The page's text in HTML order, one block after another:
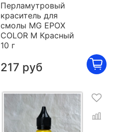
Перламутровый
краситель для
смолы MG EPOX
COLOR M Красный
10 г
217 руб